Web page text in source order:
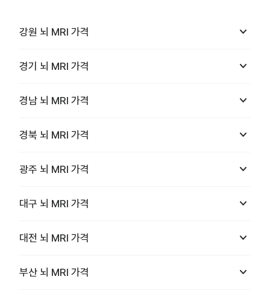
강원 뇌 MRI 가격 keyboard_arrow_down
경기 뇌 MRI 가격 keyboard_arrow_down
경남 뇌 MRI 가격 keyboard_arrow_down
경북 뇌 MRI 가격 keyboard_arrow_down
광주 뇌 MRI 가격 keyboard_arrow_down
대구 뇌 MRI 가격 keyboard_arrow_down
대전 뇌 MRI 가격 keyboard_arrow_down
부산 뇌 MRI 가격 keyboard_arrow_down